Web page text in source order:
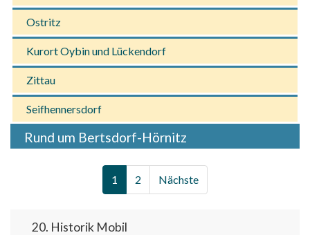
Ostritz
Kurort Oybin und Lückendorf
Zittau
Seifhennersdorf
Rund um Bertsdorf-Hörnitz
1 2 Nächste
20. Historik Mobil